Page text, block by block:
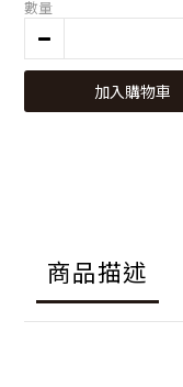
數量
加入購物車
商品描述